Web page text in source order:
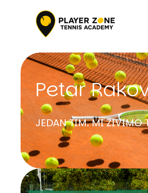
Petar
JEDAN TIM. MI ŽIVIMO